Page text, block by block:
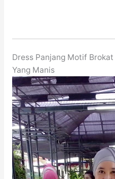
Dress Panjang Motif
Yang Manis